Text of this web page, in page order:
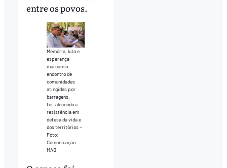
entre os povos.
Memória, luta e
esperança
marcam o
encontro de
comunidades
atingidas por
barragens,
fortalecendo a
resistência em
defesa da vida e
dos territórios –
Foto:
Comunicação
MAB